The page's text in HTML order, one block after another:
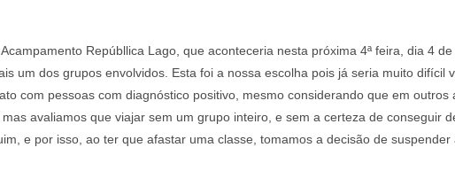
Repúbllica Lago, que aconteceria nesta próxima 4ª feira, dia 4
um dos grupos envolvidos. Esta foi a nossa escolha pois já seria muito difícil
com pessoas com diagnóstico positivo, mesmo considerando que em outros
avaliamos que viajar sem um grupo inteiro, e sem a certeza de conseguir
e por isso, ao ter que afastar uma classe, tomamos a decisão de suspender